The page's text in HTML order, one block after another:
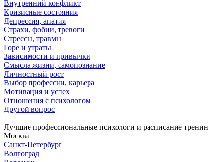
Внутренний конфликт
Кризисные состояния
Депрессия, апатия
Страхи, фобии, тревоги
Стрессы, травмы
Горе и утраты
Зависимости и привычки
Смысла жизни, самопознание
Личностный рост
Выбор профессии, карьера
Мотивация и успех
Отношения с психологом
Другой вопрос
Лучшие профессиональные психологи и расписание
Москва
Санкт-Петербург
Волгоград